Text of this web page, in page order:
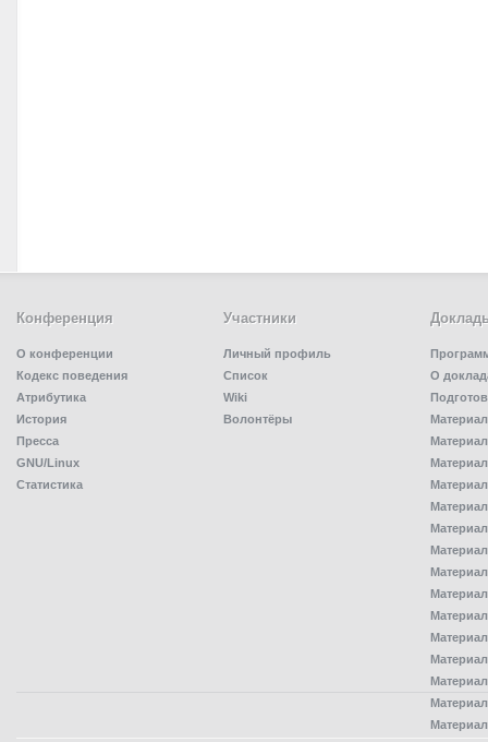
Конференция
О конференции
Кодекс поведения
Атрибутика
История
Пресса
GNU/Linux
Статистика
Участники
Личный профиль
Список
Wiki
Волонтёры
О